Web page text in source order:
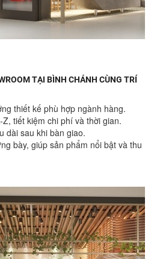
TẠI BÌNH CHÁNH CÙNG TRÍ
thiết kế phù hợp ngành hàng.
tiết kiệm chi phí và thời gian.
dài sau khi bàn giao.
bày, giúp sản phẩm nổi bật và thu